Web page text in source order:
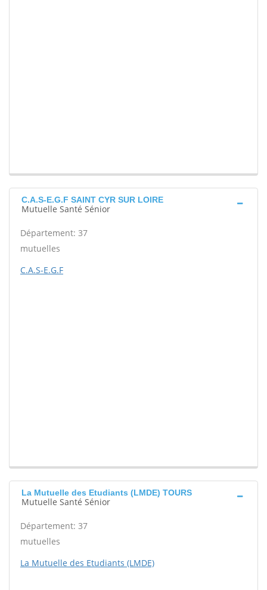
C.A.S-E.G.F SAINT CYR SUR LOIRE
Mutuelle Santé Sénior
Département: 37
mutuelles
C.A.S-E.G.F
La Mutuelle des Etudiants (LMDE) TOURS
Mutuelle Santé Sénior
Département: 37
mutuelles
La Mutuelle des Etudiants (LMDE)